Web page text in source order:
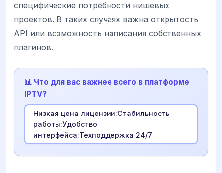
специфические потребности нишевых
проектов. В таких случаях важна открытость
API или возможность написания собственных
плагинов.
📊 Что для вас важнее всего в платформе
IPTV?
Низкая цена лицензии:Стабильность
работы:Удобство
интерфейса:Техподдержка 24/7